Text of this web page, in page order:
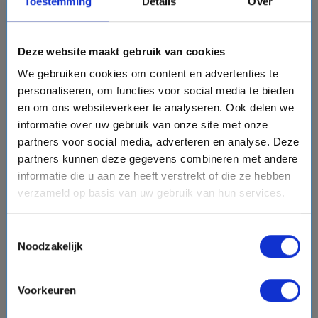
Deze website maakt gebruik van cookies
We gebruiken cookies om content en advertenties te
personaliseren, om functies voor social media te bieden
en om ons websiteverkeer te analyseren. Ook delen we
informatie over uw gebruik van onze site met onze
partners voor social media, adverteren en analyse. Deze
partners kunnen deze gegevens combineren met andere
informatie die u aan ze heeft verstrekt of die ze hebben
verzameld op basis van uw gebruik van hun services.
Noodzakelijk
Voorkeuren
Seas Mariner
Vaarroute: